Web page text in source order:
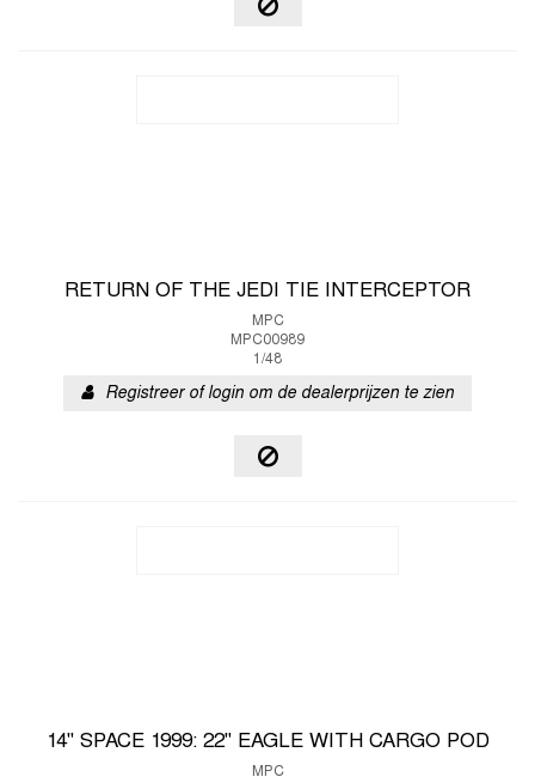
RETURN OF THE JEDI TIE INTERCEPTOR
MPC
MPC00989
1/48
Registreer of login om de dealerprijzen te zien
14" SPACE 1999: 22" EAGLE WITH CARGO POD
MPC